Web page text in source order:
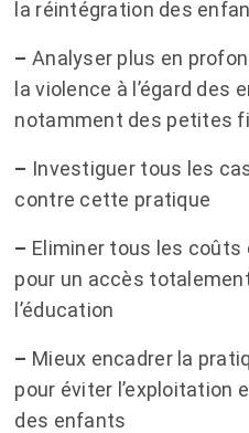
la réintégration des
– Analyser plus en
la violence à l’égard des
notamment des petites
– Investiguer tous les
contre cette pratique
– Eliminer tous les
pour un accès
l’éducation
– Mieux encadrer la
pour éviter l’exploitation
des enfants